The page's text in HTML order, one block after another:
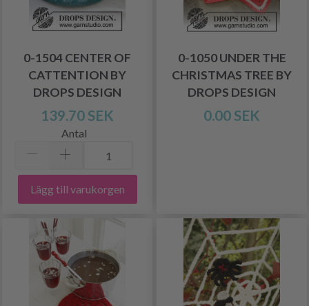
0-1504 CENTER OF
CATTENTION BY
DROPS DESIGN
139.70 SEK
Antal
Lägg till varukorgen
0-1050 UNDER THE
CHRISTMAS TREE BY
DROPS DESIGN
0.00 SEK